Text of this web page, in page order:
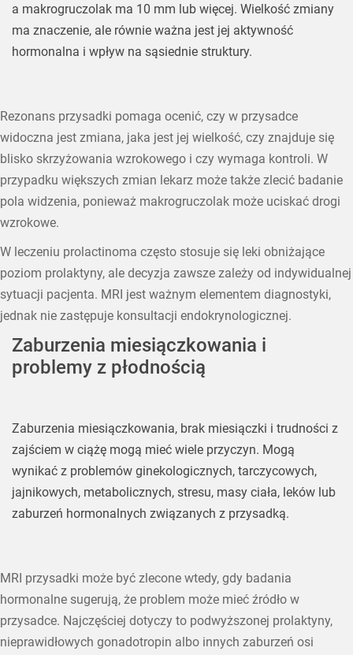
a makrogruczolak ma 10 mm lub więcej. Wielkość zmiany
ma znaczenie, ale równie ważna jest jej aktywność
hormonalna i wpływ na sąsiednie struktury.
Rezonans przysadki pomaga ocenić, czy w przysadce
widoczna jest zmiana, jaka jest jej wielkość, czy znajduje się
blisko skrzyżowania wzrokowego i czy wymaga kontroli. W
przypadku większych zmian lekarz może także zlecić badanie
pola widzenia, ponieważ makrogruczolak może uciskać drogi
wzrokowe.
W leczeniu prolactinoma często stosuje się leki obniżające
poziom prolaktyny, ale decyzja zawsze zależy od indywidualnej
sytuacji pacjenta. MRI jest ważnym elementem diagnostyki,
jednak nie zastępuje konsultacji endokrynologicznej.
Zaburzenia miesiączkowania i
problemy z płodnością
Zaburzenia miesiączkowania, brak miesiączki i trudności z
zajściem w ciążę mogą mieć wiele przyczyn. Mogą
wynikać z problemów ginekologicznych, tarczycowych,
jajnikowych, metabolicznych, stresu, masy ciała, leków lub
zaburzeń hormonalnych związanych z przysadką.
MRI przysadki może być zlecone wtedy, gdy badania
hormonalne sugerują, że problem może mieć źródło w
przysadce. Najczęściej dotyczy to podwyższonej prolaktyny,
nieprawidłowych gonadotropin albo innych zaburzeń osi